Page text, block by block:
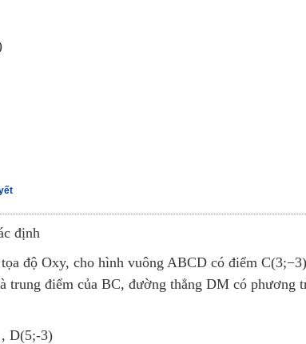
định
độ Oxy, cho hình vuông ABCD có điểm
trung điểm của BC, đường thẳng DM có phương
D(5;-3)